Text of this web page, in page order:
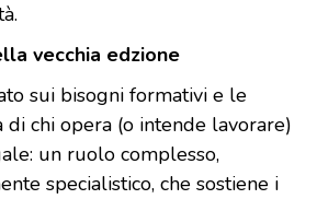
vecchia edzione
sui bisogni formativi e le
di chi opera (o intende lavorare)
un ruolo complesso,
specialistico, che sostiene i